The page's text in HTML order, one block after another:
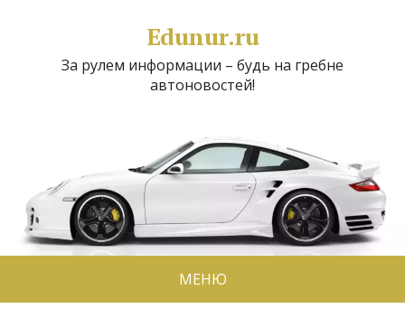
Edunur.ru
За рулем информации – будь на гребне
автоновостей!
МЕНЮ